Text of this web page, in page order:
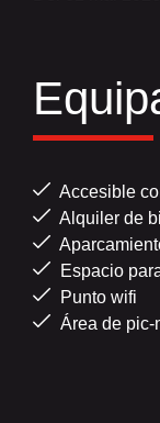
Accesible
Alquiler de
Espacio
Punto wifi
Área de pic-